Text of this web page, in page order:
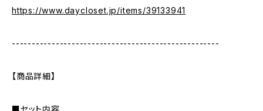
https://www.daycloset.jp/items/39133941
----------------------------------------------------
【商品詳細】